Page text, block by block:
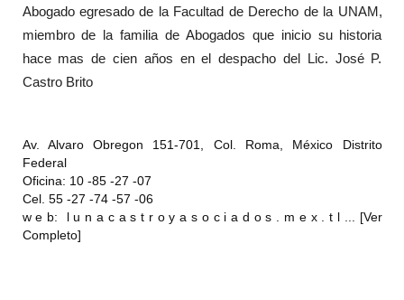
Abogado egresado de la Facultad de Derecho de la UNAM,
miembro de la familia de Abogados que inicio su historia
hace mas de cien años en el despacho del Lic. José P.
Castro Brito
Av. Alvaro Obregon 151-701, Col. Roma, México Distrito
Federal
Oficina: 10 -85 -27 -07
Cel. 55 -27 -74 -57 -06
w e b: l u n a c a s t r o y a s o c i a d o s . m e x . t l ... [Ver
Completo]